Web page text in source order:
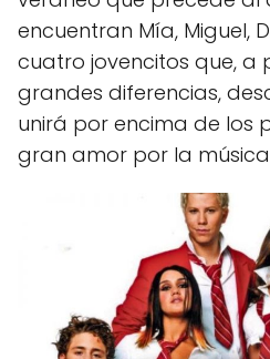
encuentran Mía, Miguel,
cuatro jovencitos que, a
grandes diferencias,
unirá por encima de los
gran amor por la